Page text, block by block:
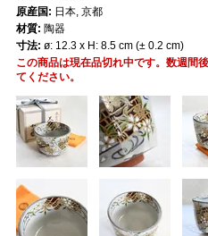
原産国: 日本, 京都
材質: 陶器
寸法: ø: 12.3 x H: 8.5 cm (± 0.2 cm)
この商品は現在品切れ中です。数週間
てください。